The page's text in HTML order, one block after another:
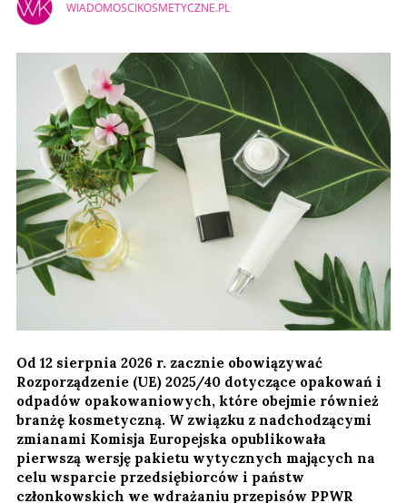
WIADOMOSCIKOSMETYCZNE.PL
Od 12 sierpnia 2026 r. zacznie obowiązywać
Rozporządzenie (UE) 2025/40 dotyczące opakowań i
odpadów opakowaniowych, które obejmie również
branżę kosmetyczną. W związku z nadchodzącymi
zmianami Komisja Europejska opublikowała
pierwszą wersję pakietu wytycznych mających na
celu wsparcie przedsiębiorców i państw
członkowskich we wdrażaniu przepisów PPWR